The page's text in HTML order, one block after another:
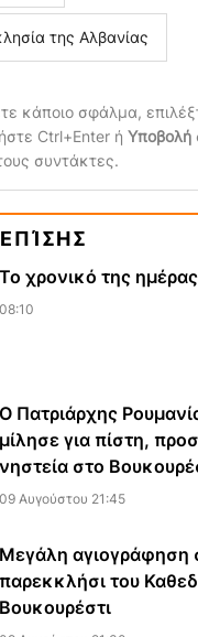
της Αλβανίας
κάποιο σφάλμα,
Ctrl+Enter ή Υποβολή
συντάκτες.
Το χρονικό της ημέρας
08:10
Ο Πατριάρχης
μίλησε για πίστη,
νηστεία στο
09 Αυγούστου 21:45
Μεγάλη αγιογράφηση
παρεκκλήσι του
Βουκουρέστι